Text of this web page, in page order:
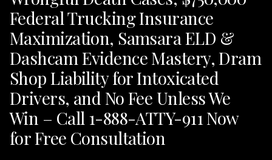
Federal Trucking Insurance
Maximization, Samsara ELD &
Dashcam Evidence Mastery, Dram
Shop Liability for Intoxicated
Drivers, and No Fee Unless We
Win – Call 1-888-ATTY-911 Now
for Free Consultation